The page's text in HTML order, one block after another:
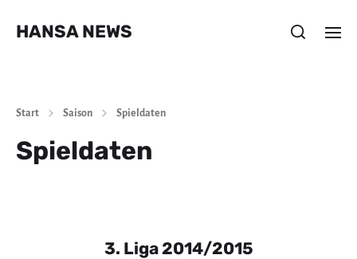
HANSA NEWS
Start Saison Spieldaten
Spieldaten
3. Liga 2014/2015